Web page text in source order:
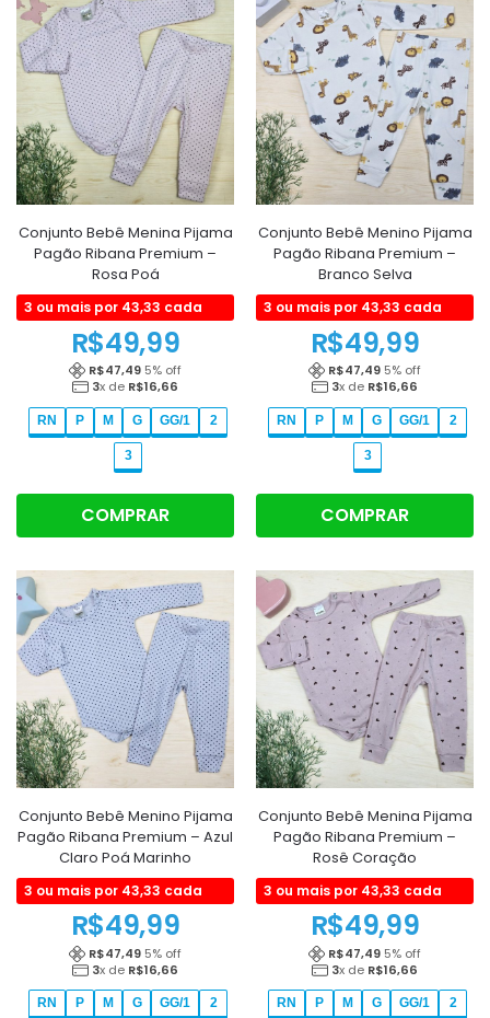
Conjunto Bebê Menina Pijama
Pagão Ribana Premium –
Rosa Poá
3 ou mais por 43,33 cada
R$49,99
R$47,49 5% off
3x de R$16,66
RN P M G GG/1 2
3
COMPRAR
Conjunto Bebê Menino Pijama
Pagão Ribana Premium –
Branco Selva
3 ou mais por 43,33 cada
R$49,99
R$47,49 5% off
3x de R$16,66
RN P M G GG/1 2
3
COMPRAR
Conjunto Bebê Menino Pijama
Pagão Ribana Premium – Azul
Claro Poá Marinho
3 ou mais por 43,33 cada
R$49,99
R$47,49 5% off
3x de R$16,66
RN P M G GG/1 2
Conjunto Bebê Menina Pijama
Pagão Ribana Premium –
Rosê Coração
3 ou mais por 43,33 cada
R$49,99
R$47,49 5% off
3x de R$16,66
RN P M G GG/1 2